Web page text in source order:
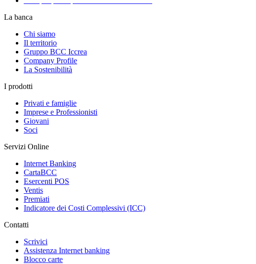
La banca
Chi siamo
Il territorio
Gruppo BCC Iccrea
Company Profile
La Sostenibilità
I prodotti
Privati e famiglie
Imprese e Professionisti
Giovani
Soci
Servizi Online
Internet Banking
CartaBCC
Esercenti POS
Ventis
Premiati
Indicatore dei Costi Complessivi (ICC)
Contatti
Scrivici
Assistenza Internet banking
Blocco carte